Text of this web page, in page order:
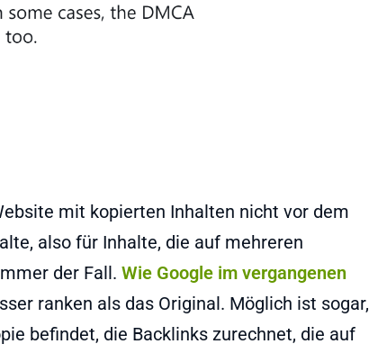
mit kopierten Inhalten nicht vor dem
also für Inhalte, die auf mehreren
der Fall. Wie Google im vergangenen
ranken als das Original. Möglich ist sogar,
befindet, die Backlinks zurechnet, die auf